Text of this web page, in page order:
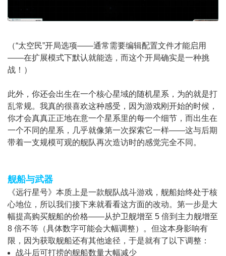
（“太空民”开局选项——通常需要编辑配置文件才能启用
——在扩展模式下默认就能选，而这个开局确实是一种挑
战！）
此外，你还会出生在一个核心星域的随机星系，为的就是打
乱常规。我真的很喜欢这种感受，因为游戏刚开始的时候，
你才会真真正正地在意一个星系里的每一个细节，而出生在
一个不同的星系，几乎就像第一次探索它一样——这与后期
带着一支规模可观的舰队再次造访时的感觉完全不同。
舰船与武器
《远行星号》本质上是一款舰队战斗游戏，舰船始终处于核
心地位，所以我们接下来就看看这方面的改动。第一步是大
幅提高购买舰船的价格——从护卫舰增至 5 倍到主力舰增至
8 倍不等（具体数字可能会大幅调整）。但这本身影响有
限，因为获取舰船还有其他途径，于是就有了以下调整：
战斗后可打捞的舰船数量大幅减少